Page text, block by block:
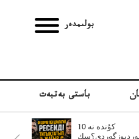
بولىمدەر
باستى بەتبەت
10 كۇندە نە